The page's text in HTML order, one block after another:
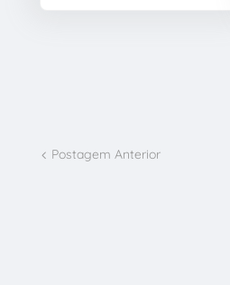
Postagem Anterior